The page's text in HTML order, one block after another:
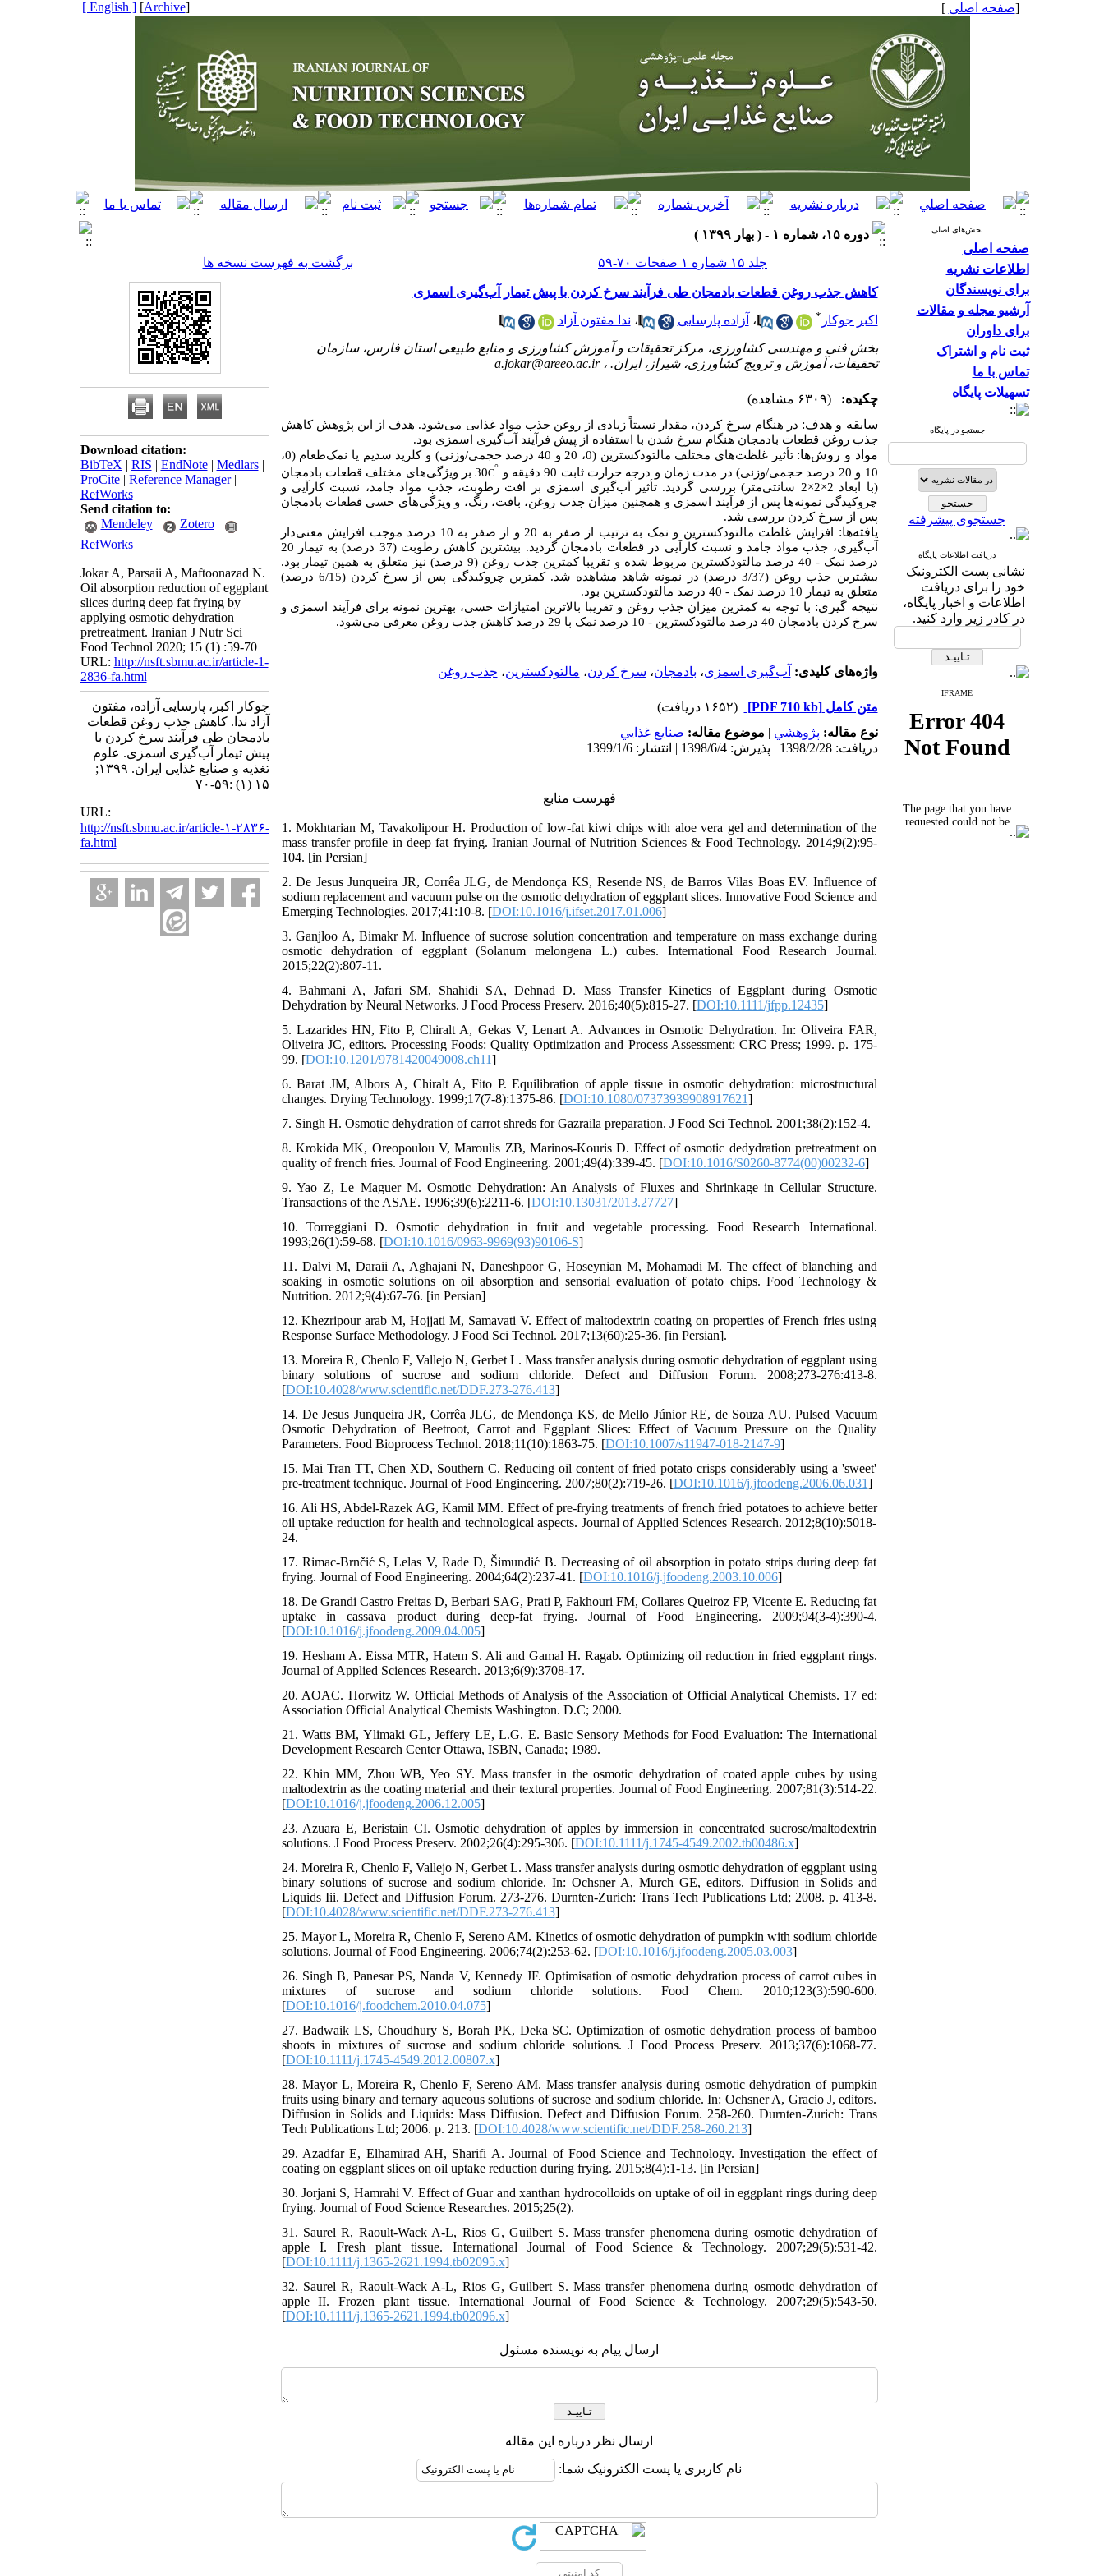
[صفحه اصلی ]
[
Archive
]
[ English ]
بخش‌های اصلی
صفحه اصلی
اطلاعات نشریه
برای نویسندگان
آرشیو مجله و مقالات
برای داوران
ثبت نام و اشتراک
تماس با ما
تسهیلات پایگاه
جستجو در پایگاه
جستجوی پیشرفته
دریافت اطلاعات پایگاه
نشانی پست الکترونیک
خود را برای دریافت
اطلاعات و اخبار پایگاه،
در کادر زیر وارد کنید.
IFRAME
دوره ۱۵، شماره ۱ - ( بهار ۱۳۹۹ )
جلد ۱۵ شماره ۱ صفحات ۷۰-۵۹
برگشت به فهرست نسخه ها
کاهش جذب روغن قطعات بادمجان طی فرآیند سرخ کردن با پیش تیمار آب‌گیری اسمزی
اکبر جوکار * ، آزاده پارسایی ، ندا مفتون آزاد
بخش فنی و مهندسی کشاورزی، مرکز تحقیقات و آموزش کشاورزی و منابع طبیعی استان فارس، سازمان
تحقیقات، آموزش و ترویج کشاورزی، شیراز، ایران. ،a.jokar@areeo.ac.ir
چکیده:
(۶۳۰۹ مشاهده)
سابقه و هدف: در هنگام سرخ کردن، مقدار نسبتاً زیادی از روغن جذب مواد غذایی می‌شود. هدف از این پژوهش کاهش
جذب روغن قطعات بادمجان هنگام سرخ شدن با استفاده از پیش فرآیند آب‌گیری اسمزی بود.
مواد و روشها: تأثیر
غلظت‌های مختلف مالتودکسترین (0، 20 و 40 درصد حجمی/وزنی) و کلرید سدیم یا نمک‌طعام (0،
10 و 20 درصد حجمی/وزنی) در مدت زمان و درجه حرارت ثابت 90 دقیقه و
°
C
30 بر ویژگی‌های مختلف قطعات بادمجان
(با ابعاد 2×2×2 سانتی‌متر
) بررسی گردید. تأثیر آب‌گیری اسمزی بر افت رطوبت، جذب مواد جامد، نسبت کارآیی و
چروکیدگی نمونه‌ها پس از فرآیند اسمزی و همچنین میزان جذب روغن، بافت، رنگ، و ویژگی‌های حسی قطعات بادمجان
پس از سرخ کردن بررسی شد.
یافتهها:
افزایش غلظت مالتودکسترین و نمک به ترتیب از صفر به 20 و از صفر به 10 درصد موجب افزایش معنی‌دار
آب‌گیری، جذب مواد جامد و نسبت کارآیی در قطعات بادمجان گردید. بیشترین کاهش رطوبت (37 درصد) به تیمار 20
درصد نمک - 40 درصد مالتودکسترین مربوط شده و تقریبا کمترین جذب روغن (9 درصد) نیز متعلق به همین تیمار بود.
بیشترین جذب روغن (3/37 درصد) در نمونه شاهد مشاهده شد. کمترین چروکیدگی پس از سرخ کردن (6/15 درصد)
متعلق به تیمار 10 درصد نمک - 40 درصد مالتودکسترین بود.
نتیجه گیری: با توجه به کمترین میزان جذب روغن و تقریبا بالاترین امتیازات حسی، بهترین نمونه برای فرآیند اسمزی و
سرخ کردن بادمجان 40 درصد مالتودکسترین - 10 درصد نمک با 29 درصد کاهش جذب روغن معرفی می‌شود.
واژه‌های کلیدی: آب‌گیری اسمزی، بادمجان، سرخ کردن، مالتودکسترین، جذب روغن
متن کامل[PDF 710 kb]
(۱۶۵۲ دریافت)
نوع مقاله: پژوهشي | موضوع مقاله: صنايع غذايي
دریافت: 1398/2/28 | پذیرش: 1398/6/4 | انتشار: 1399/1/6
فهرست منابع
1. Mokhtarian M, Tavakolipour H. Production of low-fat kiwi chips with aloe vera gel and determination of the
mass transfer profile in deep fat frying. Iranian Journal of Nutrition Sciences & Food Technology. 2014;9(2):95-
104. [in Persian]
2. De Jesus Junqueira JR, Corrêa JLG, de Mendonça KS, Resende NS, de Barros Vilas Boas EV. Influence of
sodium replacement and vacuum pulse on the osmotic dehydration of eggplant slices. Innovative Food Science and
Emerging Technologies. 2017;41:10-8. [DOI:10.1016/j.ifset.2017.01.006]
3. Ganjloo A, Bimakr M. Influence of sucrose solution concentration and temperature on mass exchange during
osmotic dehydration of eggplant (Solanum melongena L.) cubes. International Food Research Journal.
2015;22(2):807-11.
4. Bahmani A, Jafari SM, Shahidi SA, Dehnad D. Mass Transfer Kinetics of Eggplant during Osmotic
Dehydration by Neural Networks. J Food Process Preserv. 2016;40(5):815-27. [DOI:10.1111/jfpp.12435]
5. Lazarides HN, Fito P, Chiralt A, Gekas V, Lenart A. Advances in Osmotic Dehydration. In: Oliveira FAR,
Oliveira JC, editors. Processing Foods: Quality Optimization and Process Assessment: CRC Press; 1999. p. 175-
99. [DOI:10.1201/9781420049008.ch11]
6. Barat JM, Albors A, Chiralt A, Fito P. Equilibration of apple tissue in osmotic dehydration: microstructural
changes. Drying Technology. 1999;17(7-8):1375-86. [DOI:10.1080/07373939908917621]
7. Singh H. Osmotic dehydration of carrot shreds for Gazraila preparation. J Food Sci Technol. 2001;38(2):152-4.
8. Krokida MK, Oreopoulou V, Maroulis ZB, Marinos-Kouris D. Effect of osmotic dedydration pretreatment on
quality of french fries. Journal of Food Engineering. 2001;49(4):339-45. [DOI:10.1016/S0260-8774(00)00232-6]
9. Yao Z, Le Maguer M. Osmotic Dehydration: An Analysis of Fluxes and Shrinkage in Cellular Structure.
Transactions of the ASAE. 1996;39(6):2211-6. [DOI:10.13031/2013.27727]
10. Torreggiani D. Osmotic dehydration in fruit and vegetable processing. Food Research International.
1993;26(1):59-68. [DOI:10.1016/0963-9969(93)90106-S]
11. Dalvi M, Daraii A, Aghajani N, Daneshpoor G, Hoseynian M, Mohamadi M. The effect of blanching and
soaking in osmotic solutions on oil absorption and sensorial evaluation of potato chips. Food Technology &
Nutrition. 2012;9(4):67-76. [in Persian]
12. Khezripour arab M, Hojjati M, Samavati V. Effect of maltodextrin coating on properties of French fries using
Response Surface Methodology. J Food Sci Technol. 2017;13(60):25-36. [in Persian].
13. Moreira R, Chenlo F, Vallejo N, Gerbet L. Mass transfer analysis during osmotic dehydration of eggplant using
binary solutions of sucrose and sodium chloride. Defect and Diffusion Forum. 2008;273-276:413-8.
[DOI:10.4028/www.scientific.net/DDF.273-276.413]
14. De Jesus Junqueira JR, Corrêa JLG, de Mendonça KS, de Mello Júnior RE, de Souza AU. Pulsed Vacuum
Osmotic Dehydration of Beetroot, Carrot and Eggplant Slices: Effect of Vacuum Pressure on the Quality
Parameters. Food Bioprocess Technol. 2018;11(10):1863-75. [DOI:10.1007/s11947-018-2147-9]
15. Mai Tran TT, Chen XD, Southern C. Reducing oil content of fried potato crisps considerably using a 'sweet'
pre-treatment technique. Journal of Food Engineering. 2007;80(2):719-26. [DOI:10.1016/j.jfoodeng.2006.06.031]
16. Ali HS, Abdel-Razek AG, Kamil MM. Effect of pre-frying treatments of french fried potatoes to achieve better
oil uptake reduction for health and technological aspects. Journal of Applied Sciences Research. 2012;8(10):5018-
24.
17. Rimac-Brnčić S, Lelas V, Rade D, Šimundić B. Decreasing of oil absorption in potato strips during deep fat
frying. Journal of Food Engineering. 2004;64(2):237-41. [DOI:10.1016/j.jfoodeng.2003.10.006]
18. De Grandi Castro Freitas D, Berbari SAG, Prati P, Fakhouri FM, Collares Queiroz FP, Vicente E. Reducing fat
uptake in cassava product during deep-fat frying. Journal of Food Engineering. 2009;94(3-4):390-4.
[DOI:10.1016/j.jfoodeng.2009.04.005]
19. Hesham A. Eissa MTR, Hatem S. Ali and Gamal H. Ragab. Optimizing oil reduction in fried eggplant rings.
Journal of Applied Sciences Research. 2013;6(9):3708-17.
20. AOAC. Horwitz W. Official Methods of Analysis of the Association of Official Analytical Chemists. 17 ed:
Association Official Analytical Chemists Washington. D.C; 2000.
21. Watts BM, Ylimaki GL, Jeffery LE, L.G. E. Basic Sensory Methods for Food Evaluation: The International
Development Research Center Ottawa, ISBN, Canada; 1989.
22. Khin MM, Zhou WB, Yeo SY. Mass transfer in the osmotic dehydration of coated apple cubes by using
maltodextrin as the coating material and their textural properties. Journal of Food Engineering. 2007;81(3):514-22.
[DOI:10.1016/j.jfoodeng.2006.12.005]
23. Azuara E, Beristain CI. Osmotic dehydration of apples by immersion in concentrated sucrose/maltodextrin
solutions. J Food Process Preserv. 2002;26(4):295-306. [DOI:10.1111/j.1745-4549.2002.tb00486.x]
24. Moreira R, Chenlo F, Vallejo N, Gerbet L. Mass transfer analysis during osmotic dehydration of eggplant using
binary solutions of sucrose and sodium chloride. In: Ochsner A, Murch GE, editors. Diffusion in Solids and
Liquids Iii. Defect and Diffusion Forum. 273-276. Durnten-Zurich: Trans Tech Publications Ltd; 2008. p. 413-8.
[DOI:10.4028/www.scientific.net/DDF.273-276.413]
25. Mayor L, Moreira R, Chenlo F, Sereno AM. Kinetics of osmotic dehydration of pumpkin with sodium chloride
solutions. Journal of Food Engineering. 2006;74(2):253-62. [DOI:10.1016/j.jfoodeng.2005.03.003]
26. Singh B, Panesar PS, Nanda V, Kennedy JF. Optimisation of osmotic dehydration process of carrot cubes in
mixtures of sucrose and sodium chloride solutions. Food Chem. 2010;123(3):590-600.
[DOI:10.1016/j.foodchem.2010.04.075]
27. Badwaik LS, Choudhury S, Borah PK, Deka SC. Optimization of osmotic dehydration process of bamboo
shoots in mixtures of sucrose and sodium chloride solutions. J Food Process Preserv. 2013;37(6):1068-77.
[DOI:10.1111/j.1745-4549.2012.00807.x]
28. Mayor L, Moreira R, Chenlo F, Sereno AM. Mass transfer analysis during osmotic dehydration of pumpkin
fruits using binary and ternary aqueous solutions of sucrose and sodium chloride. In: Ochsner A, Gracio J, editors.
Diffusion in Solids and Liquids: Mass Diffusion. Defect and Diffusion Forum. 258-260. Durnten-Zurich: Trans
Tech Publications Ltd; 2006. p. 213. [DOI:10.4028/www.scientific.net/DDF.258-260.213]
29. Azadfar E, Elhamirad AH, Sharifi A. Journal of Food Science and Technology. Investigation the effect of
coating on eggplant slices on oil uptake reduction during frying. 2015;8(4):1-13. [in Persian]
30. Jorjani S, Hamrahi V. Effect of Guar and xanthan hydrocolloids on uptake of oil in eggplant rings during deep
frying. Journal of Food Science Researches. 2015;25(2).
31. Saurel R, Raoult-Wack A-L, Rios G, Guilbert S. Mass transfer phenomena during osmotic dehydration of
apple I. Fresh plant tissue. International Journal of Food Science & Technology. 2007;29(5):531-42.
[DOI:10.1111/j.1365-2621.1994.tb02095.x]
32. Saurel R, Raoult-Wack A-L, Rios G, Guilbert S. Mass transfer phenomena during osmotic dehydration of
apple II. Frozen plant tissue. International Journal of Food Science & Technology. 2007;29(5):543-50.
[DOI:10.1111/j.1365-2621.1994.tb02096.x]
ارسال پیام به نویسنده مسئول
ارسال نظر درباره این مقاله
نام کاربری یا پست الکترونیک شما:
Download citation:
BibTeX | RIS | EndNote| Medlars|
ProCite| Reference Manager|
RefWorks
Send citation to:
Mendeley
Zotero
RefWorks
Jokar A, Parsaii A, Maftoonazad N.
Oil absorption reduction of eggplant
slices during deep fat frying by
applying osmotic dehydration
pretreatment. Iranian J Nutr Sci
Food Technol 2020; 15 (1) :59-70
URL: http://nsft.sbmu.ac.ir/article-1-
2836-fa.html
جوکار اکبر، پارسایی آزاده، مفتون
آزاد ندا. کاهش جذب روغن قطعات
بادمجان طی فرآیند سرخ کردن با
پیش تیمار آب‌گیری اسمزی. علوم
تغذیه و صنایع غذایی ایران. ۱۳۹۹;
۱۵ (۱) :۵۹-۷۰
URL:
http://nsft.sbmu.ac.ir/article-۱-۲۸۳۶-
fa.html